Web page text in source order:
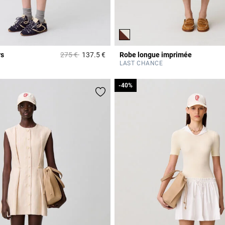
Prix réduit à partir de
275 €à137.5 €3,4 out of 5 Customer Rating
Robe longue imprimée
LAST CHANCE
-40%
-40%